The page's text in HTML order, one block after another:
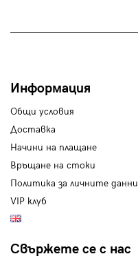
Информация
Общи условия
Доставка
Начини на плащане
Връщане на стоки
Политика за личните данни
VIP клуб
Свържете се с нас